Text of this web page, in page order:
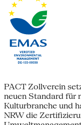
PACT Zollverein
neuen Standard für
Kulturbranche und
NRW die